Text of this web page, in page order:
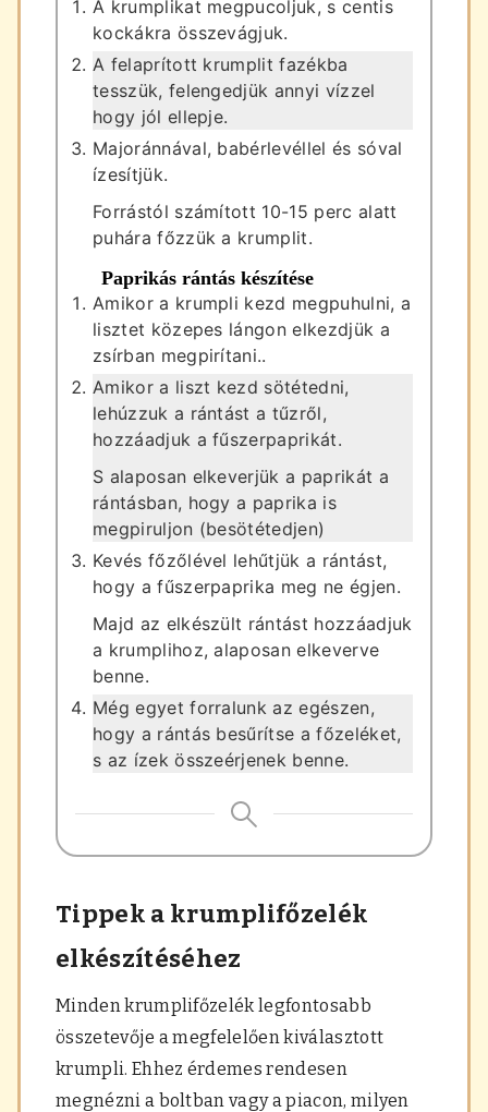
A krumplikat megpucoljuk, s centis
kockákra összevágjuk.
A felaprított krumplit fazékba
tesszük, felengedjük annyi vízzel
hogy jól ellepje.
Majoránnával, babérlevéllel és sóval
ízesítjük.
Forrástól számított 10-15 perc alatt
puhára főzzük a krumplit.
Paprikás rántás készítése
Amikor a krumpli kezd megpuhulni, a
lisztet közepes lángon elkezdjük a
zsírban megpirítani..
Amikor a liszt kezd sötétedni,
lehúzzuk a rántást a tűzről,
hozzáadjuk a fűszerpaprikát.
S alaposan elkeverjük a paprikát a
rántásban, hogy a paprika is
megpiruljon (besötétedjen)
Kevés főzőlével lehűtjük a rántást,
hogy a fűszerpaprika meg ne égjen.
Majd az elkészült rántást hozzáadjuk
a krumplihoz, alaposan elkeverve
benne.
Még egyet forralunk az egészen,
hogy a rántás besűrítse a főzeléket,
s az ízek összeérjenek benne.
Tippek a krumplifőzelék
elkészítéséhez
Minden krumplifőzelék legfontosabb
összetevője a megfelelően kiválasztott
krumpli. Ehhez érdemes rendesen
megnézni a boltban vagy a piacon, milyen